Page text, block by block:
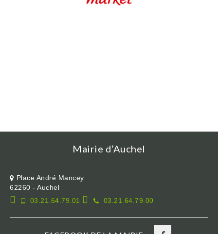
Mairie d’Auchel
Place André Mancey
62260 - Auchel
03.21.64.79.01
03.21.64.79.00